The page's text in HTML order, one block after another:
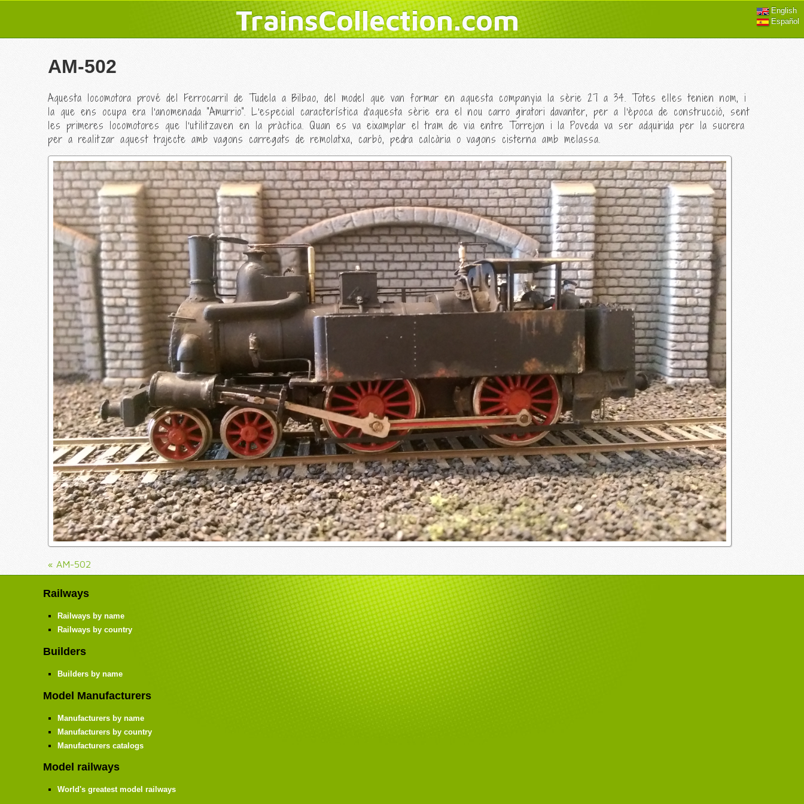
English
Español
TrainsCollection.com
AM-502
Aquesta locomotora prové del Ferrocarril de Tudela a Bilbao, del model que van formar en aquesta companyia la sèrie 27 a 34. Totes elles tenien nom, i
la que ens ocupa era l'anomenada "Amurrio". L'especial característica d'aquesta sèrie era el nou carro giratori davanter, per a l'època de construcció, sent
les primeres locomotores que l'utilitzaven en la pràctica. Quan es va eixamplar el tram de via entre Torrejon i la Poveda va ser adquirida per la sucrera
per a realitzar aquest trajecte amb vagons carregats de remolatxa, carbó, pedra calcària o vagons cisterna amb melassa.
« AM-502
Railways
Railways by name
Railways by country
Builders
Builders by name
Model Manufacturers
Manufacturers by name
Manufacturers by country
Manufacturers catalogs
Model railways
World's greatest model railways